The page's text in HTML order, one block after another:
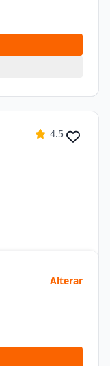
4.5
Alterar